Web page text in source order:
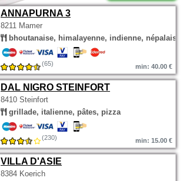
ANNAPURNA 3
8211 Mamer
bhoutanaise, himalayenne, indienne, népalaise
(65) min: 40.00 €
DAL NIGRO STEINFORT
8410 Steinfort
grillade, italienne, pâtes, pizza
(230) min: 15.00 €
VILLA D'ASIE
8384 Koerich